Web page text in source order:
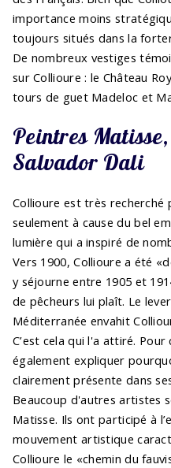
importance moins
toujours situés dans la
De nombreux vestiges
sur Collioure : le Château
tours de guet Madeloc et
Peintres
Salvador Dali
Collioure est très recherché
seulement à cause du bel
lumière qui a inspiré de
Vers 1900, Collioure a été
y séjourne entre 1905 et
de pêcheurs lui plaît. Le
Méditerranée envahit
C’est cela qui l'a attiré.
également expliquer
clairement présente dans
Beaucoup d'autres artistes
Matisse. Ils ont participé à
mouvement artistique
Collioure le «chemin du